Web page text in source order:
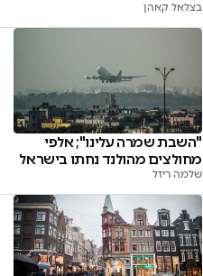
בצלאל קאהן
"השבת שמרה עלינו"; אלפי
מחולצים מהולנד נחתו בישראל
שלמה ריזל